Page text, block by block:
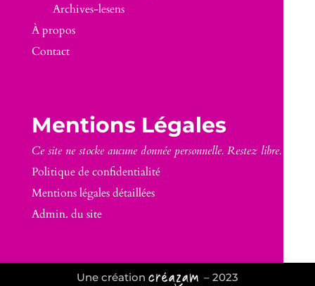
Archives-lesens
À propos
Contact
Mentions Légales
Ce site ne stocke aucune donnée personnelle. Restez libre.
Politique de confidentialité
Mentions légales détaillées
Admin. du site
Une création – 2023